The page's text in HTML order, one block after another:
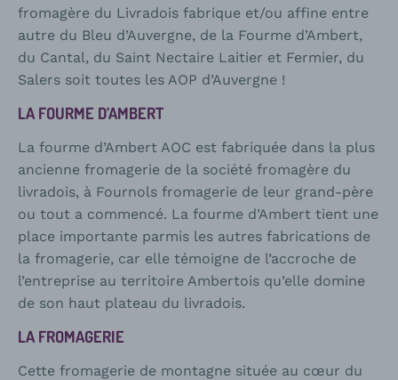
fromagère du Livradois fabrique et/ou affine entre
autre du Bleu d’Auvergne, de la Fourme d’Ambert,
du Cantal, du Saint Nectaire Laitier et Fermier, du
Salers soit toutes les AOP d’Auvergne !
LA FOURME D’AMBERT
La fourme d’Ambert AOC est fabriquée dans la plus
ancienne fromagerie de la société fromagère du
livradois, à Fournols fromagerie de leur grand-père
ou tout a commencé. La fourme d’Ambert tient une
place importante parmis les autres fabrications de
la fromagerie, car elle témoigne de l’accroche de
l’entreprise au territoire Ambertois qu’elle domine
de son haut plateau du livradois.
LA FROMAGERIE
Cette fromagerie de montagne située au cœur du